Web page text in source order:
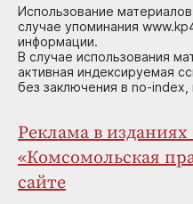
Использование
случае упоминания
информации.
В случае использования
активная индексируемая
без заключения в no-
Реклама в
«Комсомольская
сайте